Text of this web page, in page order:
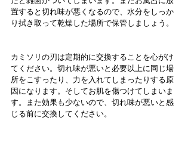
置すると切れ味が悪くなるので、水分をしっか
り拭き取って乾燥した場所で保管しましょう。
カミソリの刃は定期的に交換することを心がけ
てください。切れ味が悪いと必要以上に同じ場
所をこすったり、力を入れてしまったりする原
因になります。そしてお肌を傷つけてしまいま
す。また効果も少ないので、切れ味が悪いと感
じる前に交換してください。